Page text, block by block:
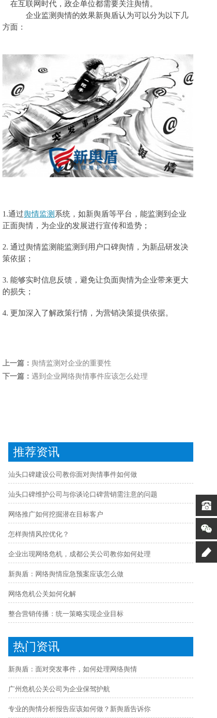
在互联网时代，政企单位都需要关注舆情。
企业监测舆情的效果新舆盾认为可以分为以下几
方面：
1.通过舆情监测 系统，如新舆盾等平台，能监测到企业
正面舆情，为企业的发展进行宣传和造势；
2. 通过舆情监测能监测到用户口碑舆情，为新品研发决
策依据；
3. 能够实时信息反馈，避免让负面舆情为企业带来更大
的损失；
4. 更加深入了解政策行情，为营销决策提供依据。
上一篇： 舆情监测对企业的重要性
下一篇： 遇到企业网络舆情事件应该怎么处理
推荐资讯
汕头口碑建设公司教你面对舆情事件如何做
汕头口碑维护公司与你谈论口碑营销需注意的问题
网络推广如何挖掘潜在目标客户
怎样舆情风控优化？
企业出现网络危机，成都公关公司教你如何处理
新舆盾：网络舆情应急预案应该怎么做
网络危机公关如何化解
整合营销传播：统一策略实现企业目标
热门资讯
新舆盾：面对突发事件，如何处理网络舆情
广州危机公关公司为企业保驾护航
专业的舆情分析报告应该如何做？新舆盾告诉你